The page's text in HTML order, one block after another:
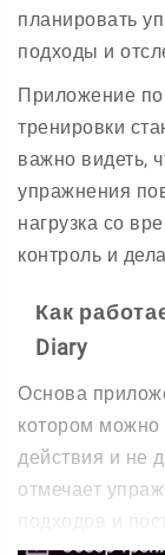
планировать
подходы и
Приложение
тренировки
важно видеть,
упражнения
нагрузка со
контроль и
Как
Diary
Основа
котором
действия и не
отмечает
подходов и